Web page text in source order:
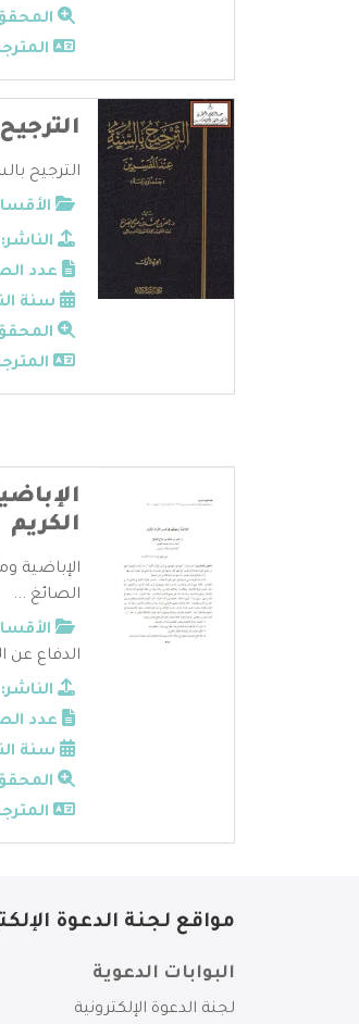
الترجيح
الناشر:
عدد
سنة
الكريم
الإباضية
الصائغ ...
الدفاع عن
الناشر:
عدد
سنة
مواقع لجنة الدعوة
البوابات الدعوية
لجنة الدعوة الإلكترونية